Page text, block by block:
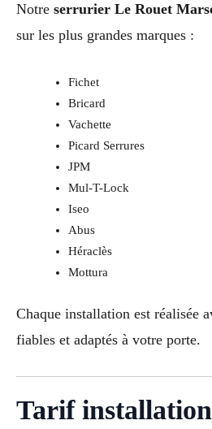
Notre serrurier Le Rouet
sur les plus grandes marques :
Fichet
Bricard
Vachette
Picard Serrures
JPM
Mul-T-Lock
Iseo
Abus
Héraclès
Mottura
Chaque installation est réalisée
fiables et adaptés à votre porte.
Tarif